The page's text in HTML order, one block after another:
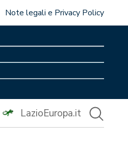
Note legali e Privacy Policy
LazioEuropa.it